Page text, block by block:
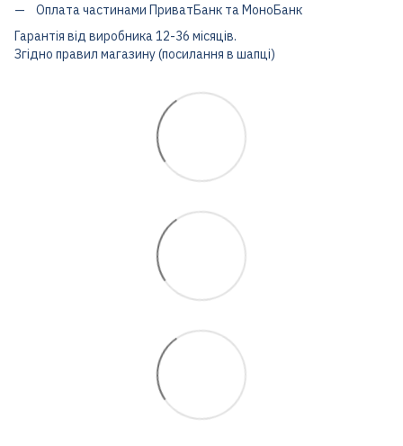
Оплата частинами ПриватБанк та МоноБанк
Гарантія від виробника 12-36 місяців.
Згідно правил магазину (посилання в шапці)